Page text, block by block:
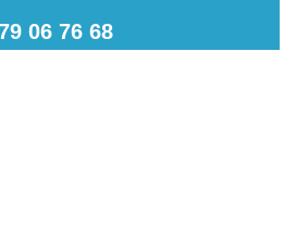
06 76 68